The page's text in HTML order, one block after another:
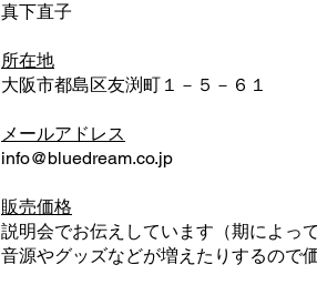
真下直子
所在地
大阪市都島区友渕町１－５－６１
メールアドレス
info@bluedream.co.jp
販売価格
説明会でお伝えしています（期によっ
音源やグッズなどが増えたりするので